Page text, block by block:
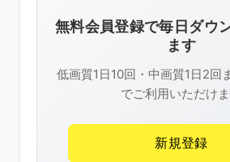
像
は
R-
FREE
作
無料会員登録で毎日ダウ
ます
低画質1日10回・中画質1日2回
でご利用いただけ
新規登録